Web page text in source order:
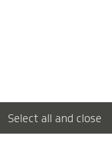
Select all and close